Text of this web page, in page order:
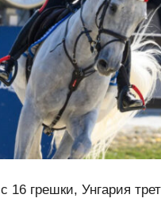
16 грешки, Унгария